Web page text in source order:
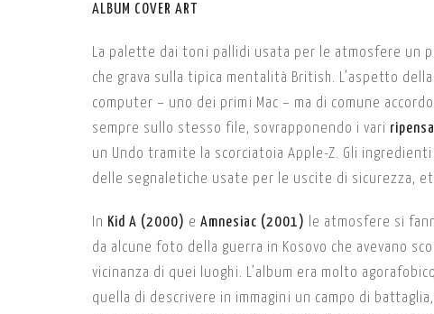
ALBUM COVER ART
La palette dai toni pallidi usata per le atmosfere un
che grava sulla tipica mentalità British. L’aspetto
computer – uno dei primi Mac – ma di comune
sempre sullo stesso file, sovrapponendo i vari
un Undo tramite la scorciatoia Apple-Z. Gli
delle segnaletiche usate per le uscite di sicurezza,
In Kid A (2000) e Amnesiac (2001)
le atmosfere si
da alcune foto della guerra in Kosovo che avevano
vicinanza di quei luoghi. L’album era molto
quella di descrivere in immagini un campo di